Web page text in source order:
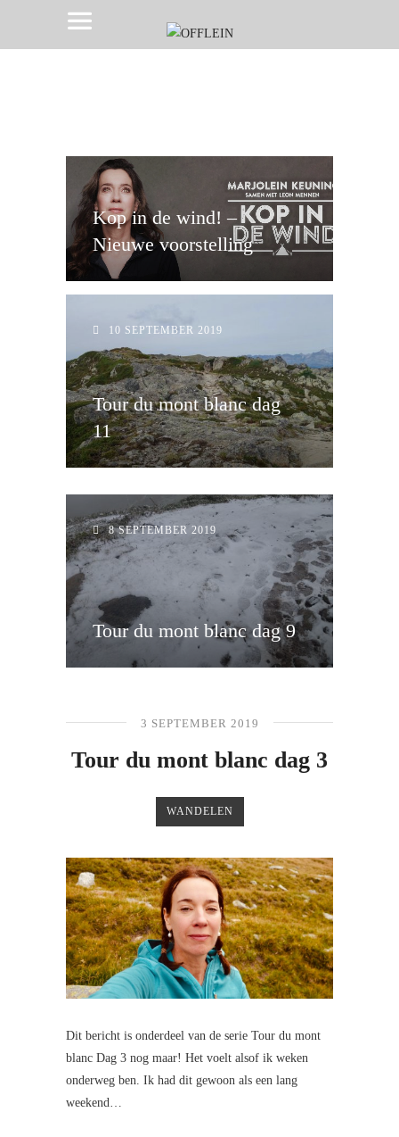
Kop in de wind! –
Nieuwe voorstelling
10 SEPTEMBER 2019
Tour du mont blanc dag
11
10 SEPTEMBER 2019
Tour du mont blanc dag
10
8 SEPTEMBER 2019
Tour du mont blanc dag 9
3 SEPTEMBER 2019
Tour du mont blanc dag 3
WANDELEN
Dit bericht is onderdeel van de serie Tour du mont
blanc Dag 3 nog maar! Het voelt alsof ik weken
onderweg ben. Ik had dit gewoon als een lang
weekend…